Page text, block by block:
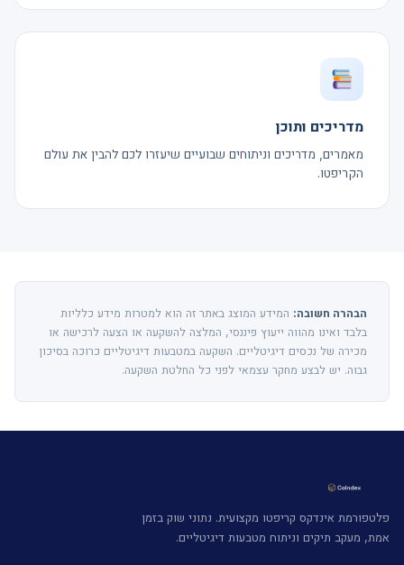
מדריכים ותוכן
מאמרים, מדריכים וניתוחים שבועיים שיעזרו לכם להבין את עולם
הקריפטו.
הבהרה חשובה: המידע המוצג באתר זה הוא למטרות מידע כלליות
בלבד ואינו מהווה ייעוץ פיננסי, המלצה להשקעה או הצעה לרכישה או
מכירה של נכסים דיגיטליים. השקעה במטבעות דיגיטליים כרוכה בסיכון
גבוה. יש לבצע מחקר עצמאי לפני כל החלטת השקעה.
פלטפורמת אינדקס קריפטו מקצועית. נתוני שוק בזמן
אמת, מעקב תיקים וניתוח מטבעות דיגיטליים.